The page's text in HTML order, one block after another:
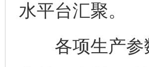
水平台汇聚。
各项生产参